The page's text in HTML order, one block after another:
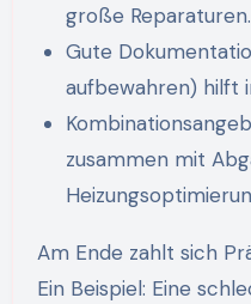
große Reparaturen.
Gute
aufbewahren) hilft
zusammen mit
Am Ende zahlt sich
Ein Beispiel: Eine